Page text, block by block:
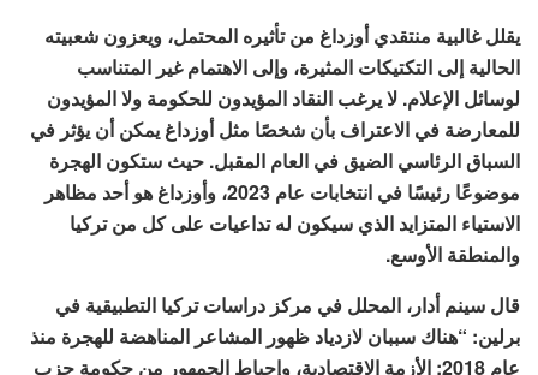
يقلل غالبية منتقدي أوزداغ من تأثيره المحتمل، ويعزون شعبيته
الحالية إلى التكتيكات المثيرة، وإلى الاهتمام غير المتناسب
لوسائل الإعلام. لا يرغب النقاد المؤيدون للحكومة ولا المؤيدون
للمعارضة في الاعتراف بأن شخصًا مثل أوزداغ يمكن أن يؤثر في
السباق الرئاسي الضيق في العام المقبل. حيث ستكون الهجرة
موضوعًا رئيسًا في انتخابات عام 2023، وأوزداغ هو أحد مظاهر
الاستياء المتزايد الذي سيكون له تداعيات على كل من تركيا
والمنطقة الأوسع.
قال سينم أدار، المحلل في مركز دراسات تركيا التطبيقية في
برلين: “هناك سببان لازدياد ظهور المشاعر المناهضة للهجرة منذ
عام 2018: الأزمة الاقتصادية، وإحباط الجمهور من حكومة حزب